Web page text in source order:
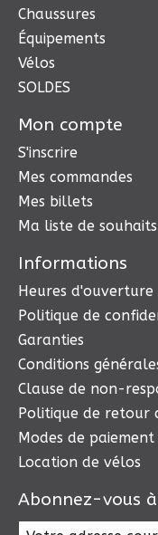
Chaussures
Équipements
Vélos
SOLDES
Mon compte
S'inscrire
Mes commandes
Mes billets
Ma liste de souhaits
Informations
Heures d'ouverture
Politique de
Garanties
Conditions
Clause de non-
Politique de retour
Modes de paiement
Location de vélos
Abonnez-vous